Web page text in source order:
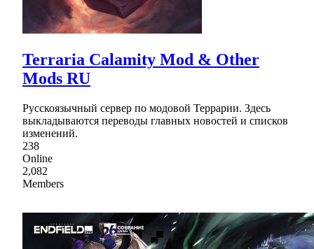
Terraria Calamity Mod & Other
Mods RU
Русскоязычный сервер по модовой Террарии. Здесь
выкладываются переводы главных новостей и списков
изменений.
238
Online
2,082
Members